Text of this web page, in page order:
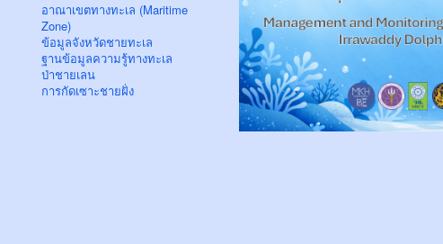
อาณาเขตทางทะเล (Maritime
Zone)
ข้อมูลจังหวัดชายทะเล
ฐานข้อมูลความรู้ทางทะเล
ป่าชายเลน
การกัดเซาะชายฝั่ง